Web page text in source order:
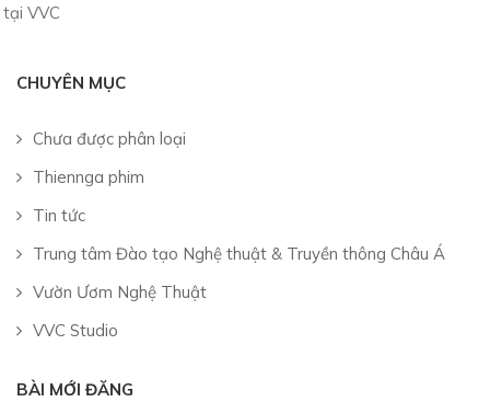
tại VVC
CHUYÊN MỤC
Chưa được phân loại
Thiennga phim
Tin tức
Trung tâm Đào tạo Nghệ thuật & Truyền thông Châu Á
Vườn Ươm Nghệ Thuật
VVC Studio
BÀI MỚI ĐĂNG